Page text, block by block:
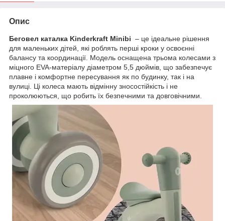
Опис
Беговел каталка Kinderkraft Minibi – це ідеальне рішення
для маленьких дітей, які роблять перші кроки у освоєнні
балансу та координації. Модель оснащена трьома колесами з
міцного EVA-матеріалу діаметром 5,5 дюймів, що забезпечує
плавне і комфортне пересування як по будинку, так і на
вулиці. Ці колеса мають відмінну зносостійкість і не
проколюються, що робить їх безпечними та довговічними.